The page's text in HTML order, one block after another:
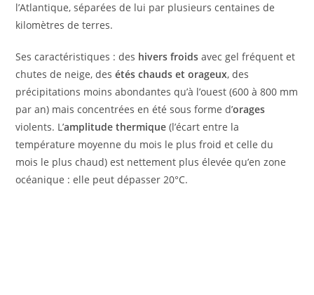
l’Atlantique, séparées de lui par plusieurs centaines de
kilomètres de terres.
Ses caractéristiques : des hivers froids avec gel fréquent et
chutes de neige, desétés chauds et orageux, des
précipitations moins abondantes qu’à l’ouest (600 à 800 mm
par an) mais concentrées en été sous forme d’orages
violents. L’amplitude thermique (l’écart entre la
température moyenne du mois le plus froid et celle du
mois le plus chaud) est nettement plus élevée qu’en zone
océanique : elle peut dépasser 20°C.